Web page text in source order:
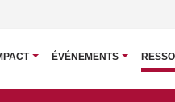
ÉVÉNEMENTS